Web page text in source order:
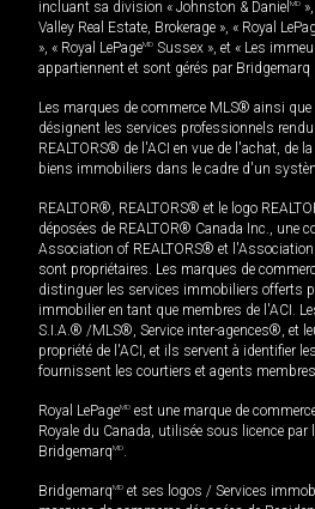
incluant sa division « Johnston & Daniel MD
Valley Real Estate, Brokerage », « Royal
», « Royal LePageMD Sussex », et « Les
appartiennent et sont gérés par Bridgemarq
Les marques de commerce MLS® ainsi
désignent les services professionnels
REALTORS® de l'ACI en vue de l'achat, de
biens immobiliers dans le cadre d'un
REALTOR®, REALTORS® et le logo
déposées de REALTOR® Canada Inc., une
Association of REALTORS® et
sont propriétaires. Les marques de
distinguer les services immobiliers offerts
immobilier en tant que membres de l'ACI.
S.I.A.® /MLS®, Service inter-agences®, et
propriété de l'ACI, et ils servent à identifier
fournissent les courtiers et agents
Royal LePageMD est une marque de
Royale du Canada, utilisée sous licence
BridgemarqMD.
BridgemarqMD et ses logos / Services